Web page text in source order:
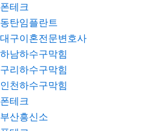
폰테크
동탄임플란트
대구이혼전문변호사
하남하수구막힘
구리하수구막힘
인천하수구막힘
폰테크
부산흥신소